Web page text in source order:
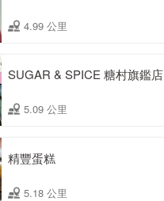
4.99 公里
SUGAR & SPICE 糖村旗鑑店
5.09 公里
精豐蛋糕
5.18 公里